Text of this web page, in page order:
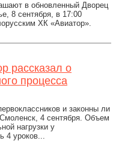
в обновленный Дворец
8 сентября, в 17:00
ХК «Авиатор».
рассказал о
процесса
и законны ли
4 сентября. Объем
нагрузки у
4 уроков...